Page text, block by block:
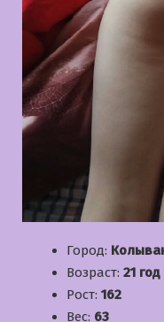
Город:
Возраст: 21 год
Рост: 162
Вес: 63